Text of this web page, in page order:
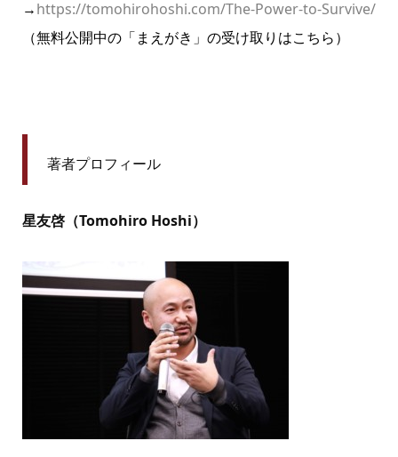
→https://tomohirohoshi.com/The-Power-to-Survive/
（無料公開中の「まえがき」の受け取りはこちら）
著者プロフィール
星友啓（Tomohiro Hoshi）